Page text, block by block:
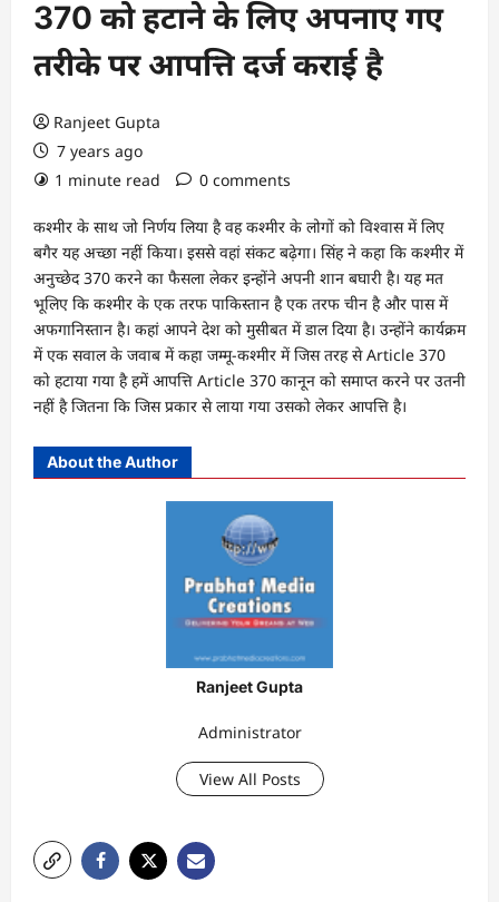
370 को हटाने के लिए अपनाए गए
तरीके पर आपत्ति दर्ज कराई है
Ranjeet Gupta
7 years ago
1 minute read
0 comments
कश्मीर के साथ जो निर्णय लिया है वह कश्मीर के लोगों को विश्वास में लिए
बगैर यह अच्छा नहीं किया। इससे वहां संकट बढ़ेगा। सिंह ने कहा कि कश्मीर में
अनुच्छेद 370 करने का फैसला लेकर इन्होंने अपनी शान बघारी है। यह मत
भूलिए कि कश्मीर के एक तरफ पाकिस्तान है एक तरफ चीन है और पास में
अफगानिस्तान है। कहां आपने देश को मुसीबत में डाल दिया है। उन्होंने कार्यक्रम
में एक सवाल के जवाब में कहा जम्मू-कश्मीर में जिस तरह से Article 370
को हटाया गया है हमें आपत्ति Article 370 कानून को समाप्त करने पर उतनी
नहीं है जितना कि जिस प्रकार से लाया गया उसको लेकर आपत्ति है।
About the Author
Ranjeet Gupta
Administrator
View All Posts